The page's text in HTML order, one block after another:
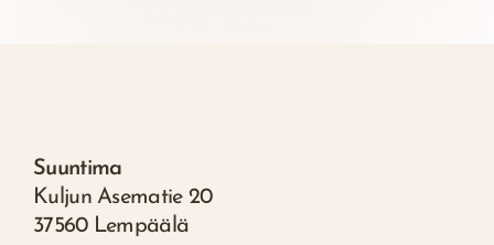
Suuntima
Kuljun Asematie 20
37560 Lempäälä